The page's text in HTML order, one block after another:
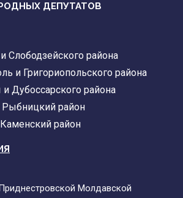
ДЕПУТАТОВ
Слободзейского района
и Григориопольского района
Дубоссарского района
Рыбницкий район
район
Молдавской